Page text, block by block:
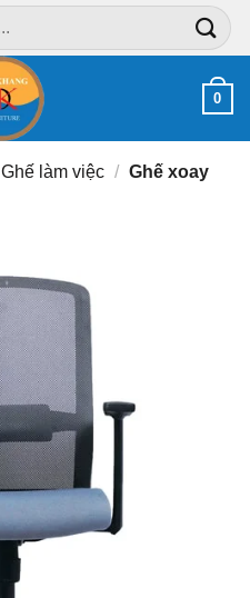
0
Ghế làm việc / Ghế xoay